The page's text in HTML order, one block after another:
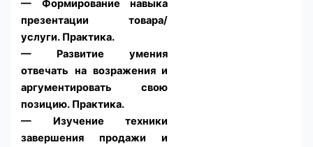
— Формирование навыка
презентации товара/
услуги. Практика.
— Развитие умения
отвечать на возражения и
аргументировать свою
позицию. Практика.
— Изучение техники
завершения продажи и